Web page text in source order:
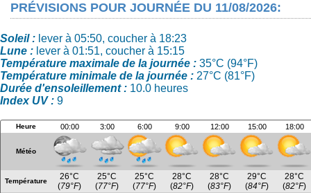
PRÉVISIONS POUR JOURNÉE DU 11/08/2026:
Soleil : lever à 05:50, coucher à 18:23
Lune : lever à 01:51, coucher à 15:15
Température maximale de la journée : 35°C (94°F)
Température minimale de la journée : 27°C (81°F)
Durée d'ensoleillement : 10.0 heures
Index UV : 9
Heure 00:00 3:00 6:00 9:00 12:00 15:00 18:00
Météo
Température
26°C
(79°F)
25°C
(77°F)
25°C
(77°F)
28°C
(82°F)
28°C
(83°F)
29°C
(84°F)
28°C
(82°F)